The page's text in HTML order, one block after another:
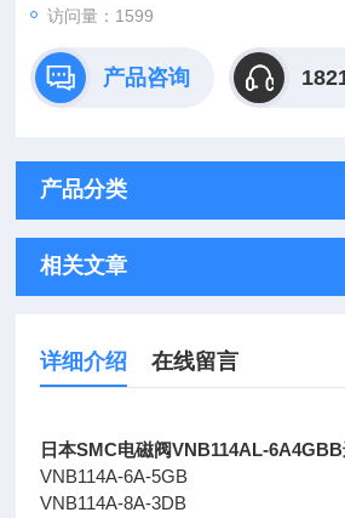
访问量：1599
产品咨询
产品分类
相关文章
详细介绍 在线留言
日本SMC电磁阀VNB114AL-
VNB114A-6A-5GB
VNB114A-8A-3DB